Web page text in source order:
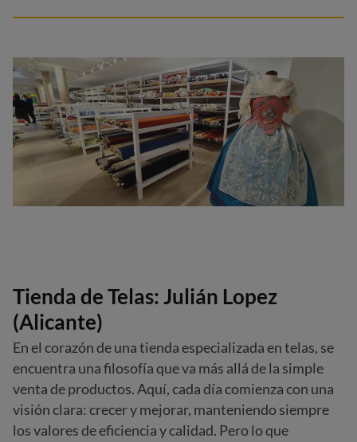
Tienda de Telas: Julián Lopez
(Alicante)
En el corazón de una tienda especializada en telas, se
encuentra una filosofía que va más allá de la simple
venta de productos. Aquí, cada día comienza con una
visión clara: crecer y mejorar, manteniendo siempre
los valores de eficiencia y calidad. Pero lo que